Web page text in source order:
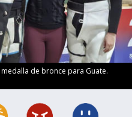
de bronce para Guate.